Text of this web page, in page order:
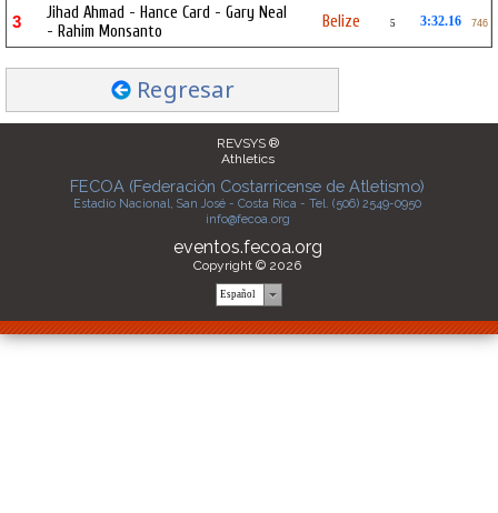
3
Jihad Ahmad - Hance Card - Gary Neal
- Rahim Monsanto
Belize 5 3:32.16 746
Regresar
REVSYS ®
Athletics
FECOA (Federación Costarricense de Atletismo)
Estadio Nacional, San José - Costa Rica - Tel. (506) 2549-0950
info@fecoa.org
eventos.fecoa.org
Copyright © 2026